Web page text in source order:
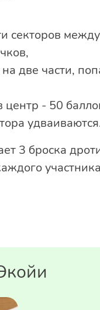
секторов
две части,
- 50
3 броска